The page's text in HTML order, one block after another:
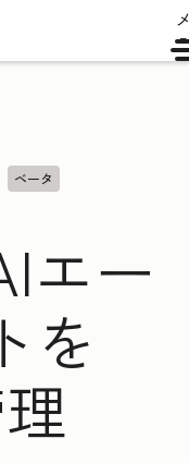
ベータ
エー
を